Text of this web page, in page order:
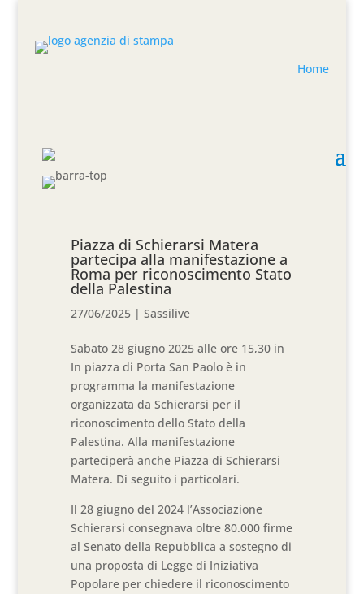
Home
Piazza di Schierarsi Matera
partecipa alla manifestazione a
Roma per riconoscimento Stato
della Palestina
27/06/2025 |Sassilive
Sabato 28 giugno 2025 alle ore 15,30 in
In piazza di Porta San Paolo è in
programma la manifestazione
organizzata da Schierarsi per il
riconoscimento dello Stato della
Palestina. Alla manifestazione
parteciperà anche Piazza di Schierarsi
Matera. Di seguito i particolari.
Il 28 giugno del 2024 l’Associazione
Schierarsi consegnava oltre 80.000 firme
al Senato della Repubblica a sostegno di
una proposta di Legge di Iniziativa
Popolare per chiedere il riconoscimento